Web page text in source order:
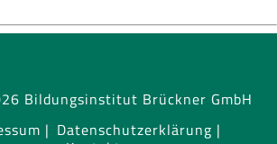
Bildungsinstitut Brückner GmbH
| Datenschutzerklärung |